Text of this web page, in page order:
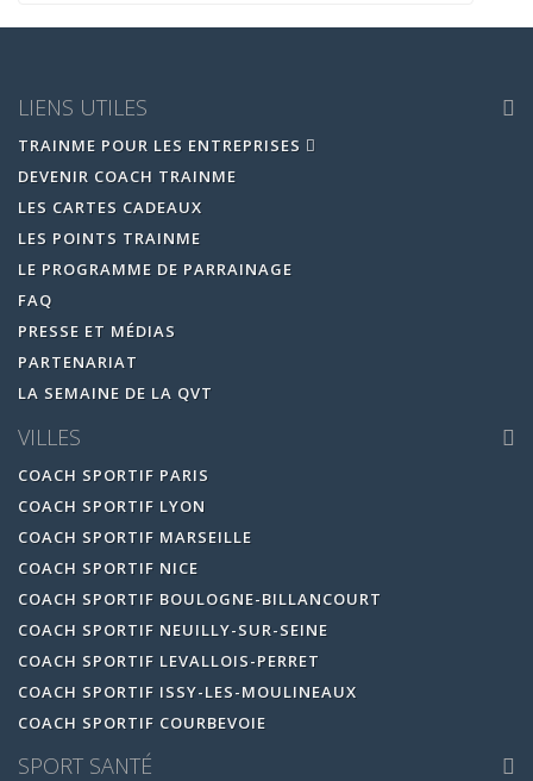
LIENS UTILES
TRAINME POUR LES ENTREPRISES
DEVENIR COACH TRAINME
LES CARTES CADEAUX
LES POINTS TRAINME
LE PROGRAMME DE PARRAINAGE
FAQ
PRESSE ET MÉDIAS
PARTENARIAT
LA SEMAINE DE LA QVT
VILLES
COACH SPORTIF PARIS
COACH SPORTIF LYON
COACH SPORTIF MARSEILLE
COACH SPORTIF NICE
COACH SPORTIF BOULOGNE-BILLANCOURT
COACH SPORTIF NEUILLY-SUR-SEINE
COACH SPORTIF LEVALLOIS-PERRET
COACH SPORTIF ISSY-LES-MOULINEAUX
COACH SPORTIF COURBEVOIE
SPORT SANTÉ